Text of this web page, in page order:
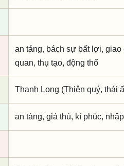
an táng, bách sự bất lợi,
quan, thụ tạo, động thổ
Thanh Long (Thiên quý, thái
an táng, giá thú, kì phúc,